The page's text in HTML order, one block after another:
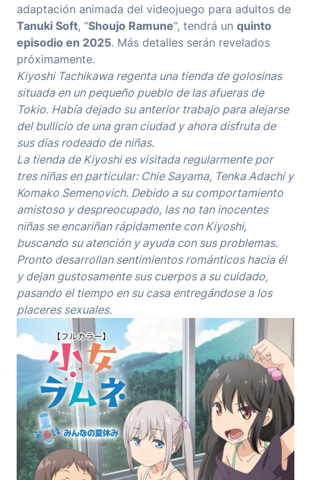
adaptación animada del videojuego para adultos de
Tanuki Soft, “Shoujo Ramune“, tendrá un quinto
episodio en 2025. Más detalles serán revelados
próximamente.
Kiyoshi Tachikawa regenta una tienda de golosinas
situada en un pequeño pueblo de las afueras de
Tokio. Había dejado su anterior trabajo para alejarse
del bullicio de una gran ciudad y ahora disfruta de
sus días rodeado de niñas.
La tienda de Kiyoshi es visitada regularmente por
tres niñas en particular: Chie Sayama, Tenka Adachi y
Komako Semenovich. Debido a su comportamiento
amistoso y despreocupado, las no tan inocentes
niñas se encariñan rápidamente con Kiyoshi,
buscando su atención y ayuda con sus problemas.
Pronto desarrollan sentimientos románticos hacia él
y dejan gustosamente sus cuerpos a su cuidado,
pasando el tiempo en su casa entregándose a los
placeres sexuales.